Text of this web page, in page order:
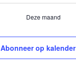
Deze maand
Abonneer op kalender